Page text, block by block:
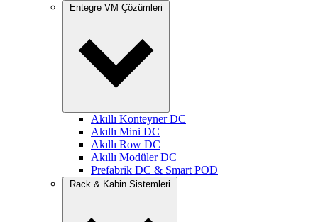
Entegre VM Çözümleri
Akıllı Konteyner DC
Akıllı Mini DC
Akıllı Row DC
Akıllı Modüler DC
Prefabrik DC & Smart POD
Rack & Kabin Sistemleri